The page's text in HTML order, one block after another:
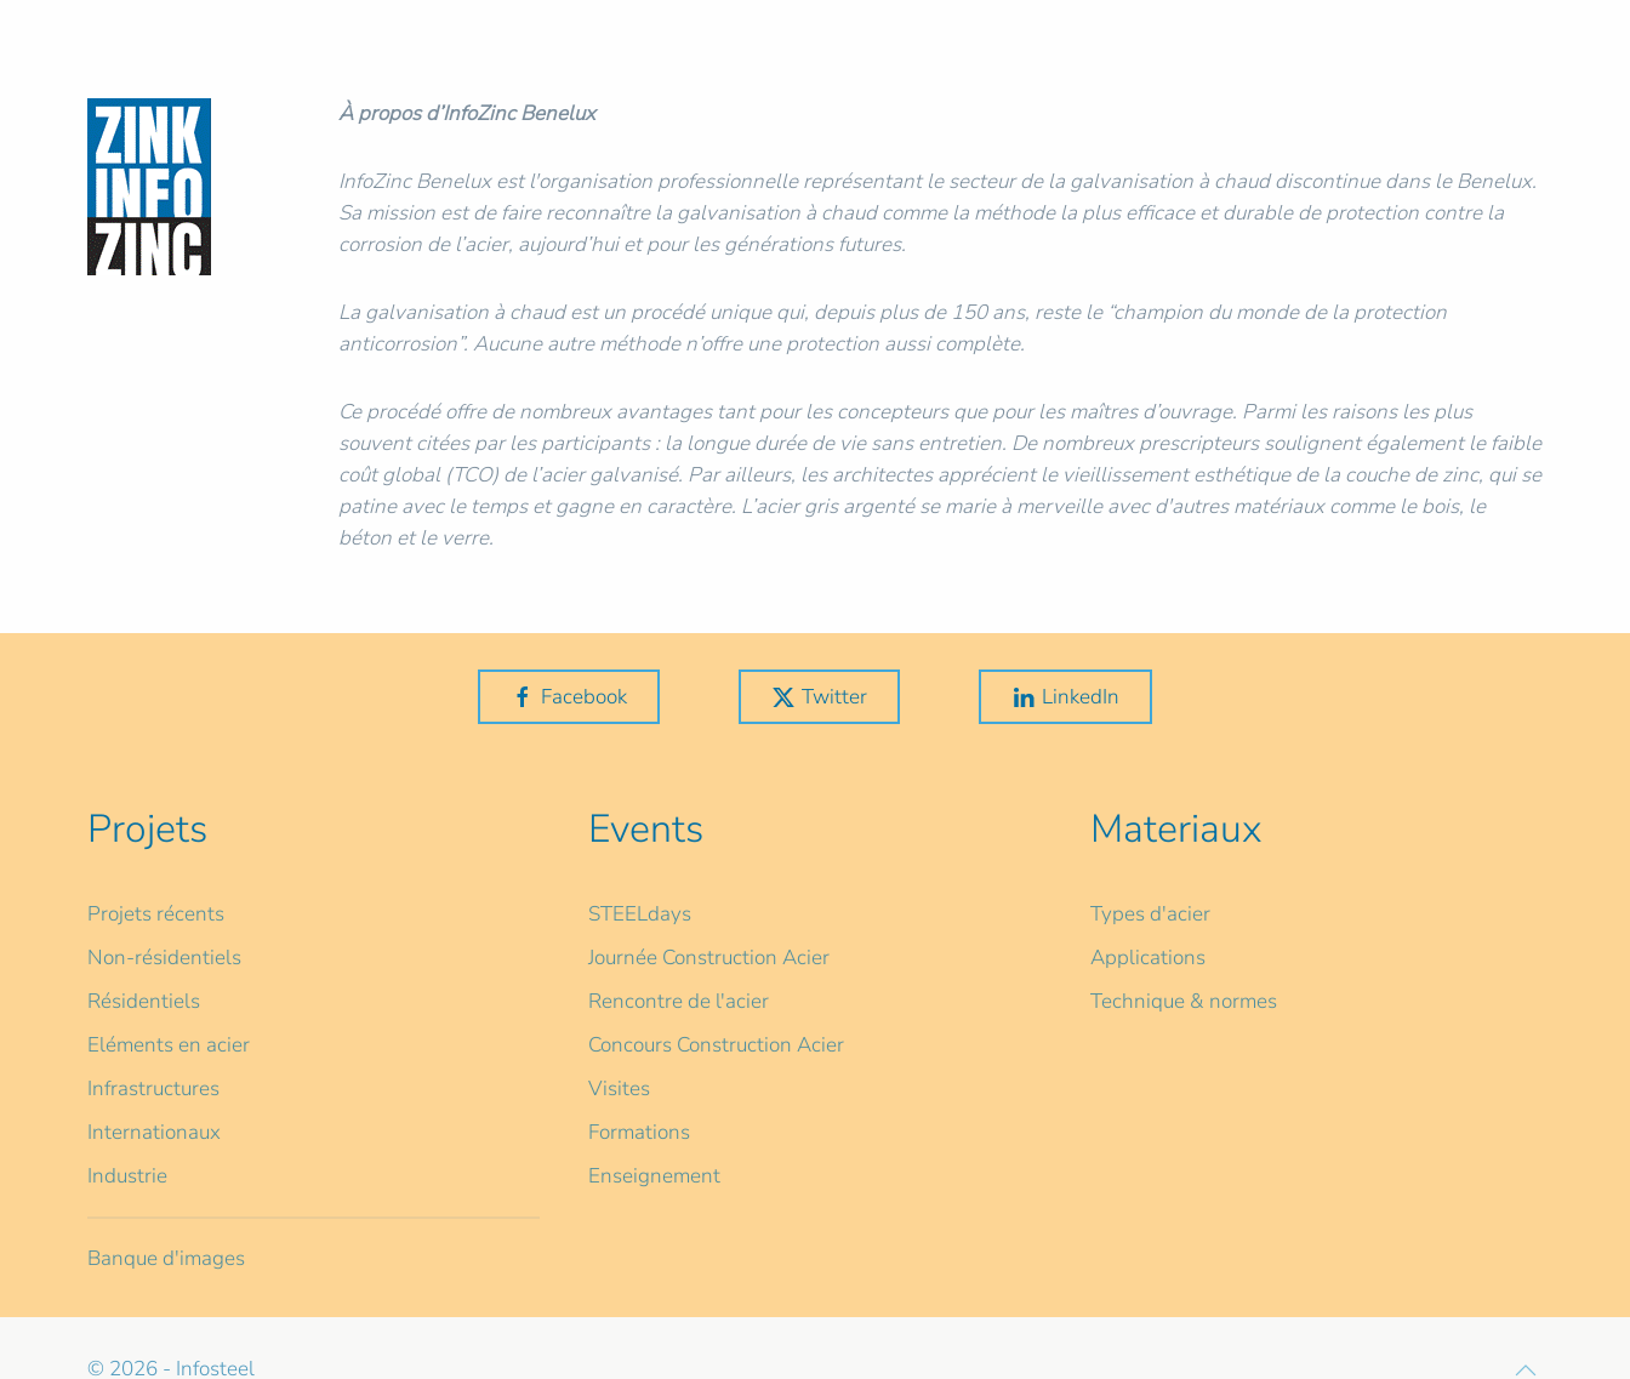
À propos d’InfoZinc Benelux
InfoZinc Benelux est l'organisation professionnelle représentant le secteur de la galvanisation à chaud discontinue dans le Benelux.
Sa mission est de faire reconnaître la galvanisation à chaud comme la méthode la plus efficace et durable de protection contre la
corrosion de l’acier, aujourd’hui et pour les générations futures.
La galvanisation à chaud est un procédé unique qui, depuis plus de 150 ans, reste le “champion du monde de la protection
anticorrosion”. Aucune autre méthode n’offre une protection aussi complète.
Ce procédé offre de nombreux avantages tant pour les concepteurs que pour les maîtres d’ouvrage. Parmi les raisons les plus
souvent citées par les participants : la longue durée de vie sans entretien. De nombreux prescripteurs soulignent également le faible
coût global (TCO) de l’acier galvanisé. Par ailleurs, les architectes apprécient le vieillissement esthétique de la couche de zinc, qui se
patine avec le temps et gagne en caractère. L’acier gris argenté se marie à merveille avec d'autres matériaux comme le bois, le
béton et le verre.
Facebook Twitter LinkedIn
Projets
Projets récents
Non-résidentiels
Résidentiels
Eléments en acier
Infrastructures
Internationaux
Industrie
Banque d'images
Events
STEELdays
Journée Construction Acier
Rencontre de l'acier
Concours Construction Acier
Visites
Formations
Enseignement
Materiaux
Types d'acier
Applications
Technique & normes
© 2026 - Infosteel